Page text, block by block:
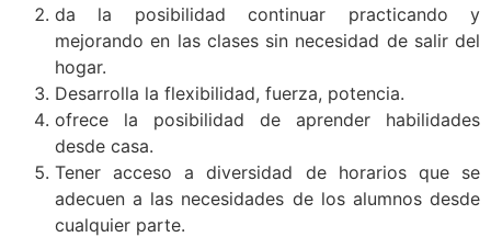
da la posibilidad continuar practicando y
mejorando en las clases sin necesidad de salir del
hogar.
Desarrolla la flexibilidad, fuerza, potencia.
ofrece la posibilidad de aprender habilidades
desde casa.
Tener acceso a diversidad de horarios que se
adecuen a las necesidades de los alumnos desde
cualquier parte.